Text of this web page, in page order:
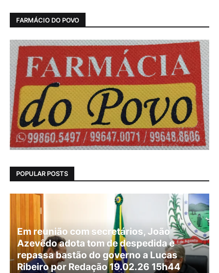
FARMÁCIO DO POVO
POPULAR POSTS
Em reunião com secretários, João
Azevêdo adota tom de despedida e
repassa bastão do governo a Lucas
Ribeiro por Redação 19.02.26 15h44